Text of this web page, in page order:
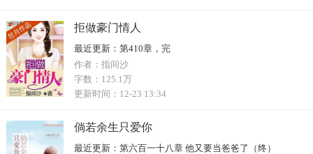
拒做豪门情人
最近更新： 第410章，完
作者： 指间沙
字数： 125.1万
更新时间： 12-23 13:34
倘若余生只爱你
最近更新： 第六百一十八章 他又要当爸爸了（终）